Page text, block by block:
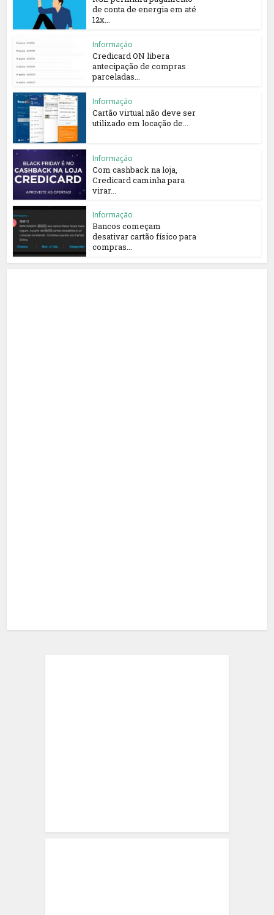
de conta de energia em até
12x...
Informação
Credicard ON libera
antecipação de compras
parceladas...
Informação
Cartão virtual não deve ser
utilizado em locação de...
Informação
Com cashback na loja,
Credicard caminha para
virar...
Informação
Bancos começam
desativar cartão físico para
compras...